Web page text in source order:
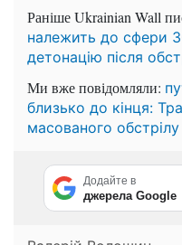
Раніше Ukrainian Wall
належить до сфери
детонацію після
Ми вже повідомляли:
близько до кінця:
масованого
Додайте в
джерела Google